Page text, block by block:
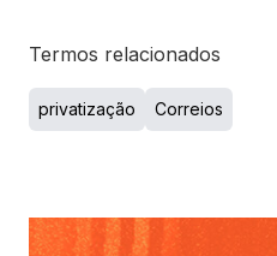
Termos relacionados
privatização Correios